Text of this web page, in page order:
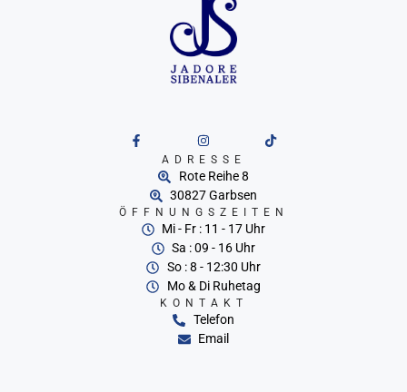
ADRESSE
Rote Reihe 8
30827 Garbsen
ÖFFNUNGSZEITEN
Mi - Fr : 11 - 17 Uhr
Sa : 09 - 16 Uhr
So : 8 - 12:30 Uhr
Mo & Di Ruhetag
KONTAKT
Telefon
Email